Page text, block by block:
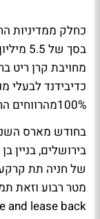
כחלק ממדיניות
בסך
כדיבידנד לבעלי
100%מהרווחים הראויים לחלוקה כדיבידנד וזאת כל רבעון.
בחודש מארס
בירושלים,